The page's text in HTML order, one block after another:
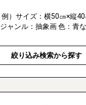
例）サイズ：横50㎝×縦40
ジャンル：抽象画 色：青
絞り込み検索から探す